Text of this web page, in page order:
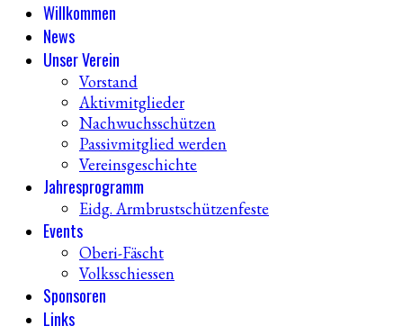
Willkommen
News
Unser Verein
Vorstand
Aktivmitglieder
Nachwuchsschützen
Passivmitglied werden
Vereinsgeschichte
Jahresprogramm
Eidg. Armbrustschützenfeste
Events
Oberi-Fäscht
Volksschiessen
Sponsoren
Links